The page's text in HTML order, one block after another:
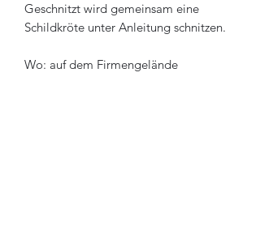
Geschnitzt wird gemeinsam eine
Schildkröte unter Anleitung schnitzen.
Wo: auf dem Firmengelände